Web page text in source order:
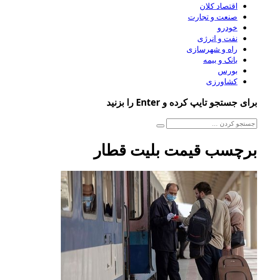
اقتصاد کلان
صنعت و تجارت
خودرو
نفت و انرژی
راه و شهرسازی
بانک و بیمه
بورس
کشاورزی
برای جستجو تایپ کرده و Enter را بزنید
برچسب قیمت بلیت قطار